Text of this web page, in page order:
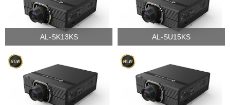
AL-SK13KS AL-SU15KS